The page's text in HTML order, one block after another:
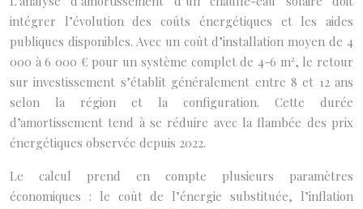
intégrer l’évolution des coûts énergétiques et les aides
publiques disponibles. Avec un coût d’installation moyen de 4
000 à 6 000 € pour un système complet de 4-6 m², le retour
sur investissement s’établit généralement entre 8 et 12 ans
selon la région et la configuration. Cette durée
d’amortissement tend à se réduire avec la flambée des prix
énergétiques observée depuis 2022.
Le calcul prend en compte plusieurs paramètres
économiques : le coût de l’énergie substituée, l’inflation